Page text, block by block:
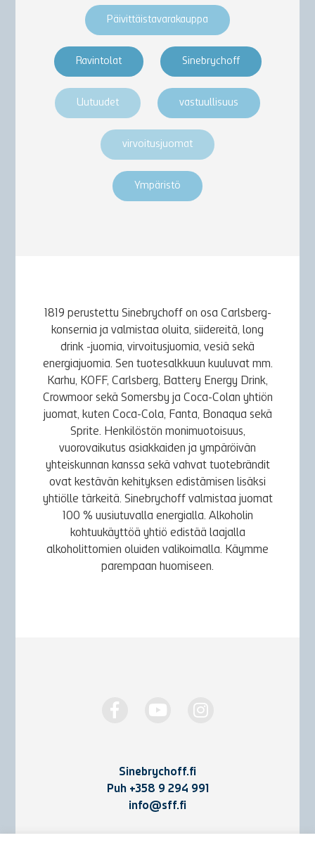
Päivittäistavarakauppa
Ravintolat Sinebrychoff
Uutuudet vastuullisuus
virvoitusjuomat
Ympäristö
1819 perustettu Sinebrychoff on osa Carlsberg-
konsernia ja valmistaa oluita, siidereitä, long
drink -juomia, virvoitusjuomia, vesiä sekä
energiajuomia. Sen tuotesalkkuun kuuluvat mm.
Karhu, KOFF, Carlsberg, Battery Energy Drink,
Crowmoor sekä Somersby ja Coca-Colan yhtiön
juomat, kuten Coca-Cola, Fanta, Bonaqua sekä
Sprite. Henkilöstön monimuotoisuus,
vuorovaikutus asiakkaiden ja ympäröivän
yhteiskunnan kanssa sekä vahvat tuotebrändit
ovat kestävän kehityksen edistämisen lisäksi
yhtiölle tärkeitä. Sinebrychoff valmistaa juomat
100 % uusiutuvalla energialla. Alkoholin
kohtuukäyttöä yhtiö edistää laajalla
alkoholittomien oluiden valikoimalla. Käymme
parempaan huomiseen.
Sinebrychoff.fi
Puh +358 9 294 991
info@sff.fi